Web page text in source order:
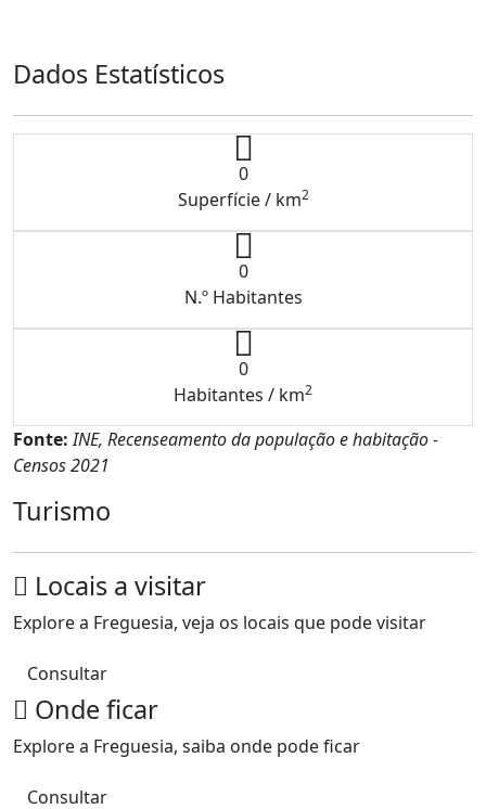
Dados Estatísticos
0
Superfície / km2
0
N.º Habitantes
0
Habitantes / km2
Fonte:INE, Recenseamento da população e habitação -
Censos 2021
Turismo
Locais a visitar
Explore a Freguesia, veja os locais que pode visitar
Consultar
Onde ficar
Explore a Freguesia, saiba onde pode ficar
Consultar